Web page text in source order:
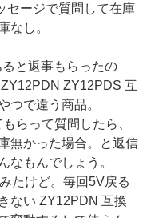
セージで質問して在庫
なし。
と返事もらったの
ZY12PDS 互
つで違う商品。
らって質問したら、
無かった場合。と返信
なもんでしょう。
たけど。毎回5V戻る
ない ZY12PDN 互換